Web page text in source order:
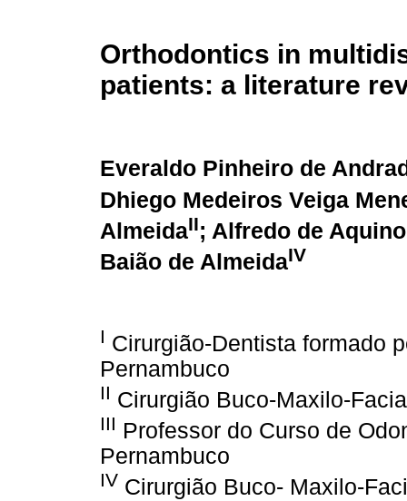
Orthodontics in
patients: a literature
Everaldo Pinheiro de
Dhiego Medeiros Veiga
AlmeidaII; Alfredo de
Baião de AlmeidaIV
I Cirurgião-Dentista formado
Pernambuco
II Cirurgião Buco-Maxilo-
III Professor do Curso de
Pernambuco
IV Cirurgião Buco- Maxilo-